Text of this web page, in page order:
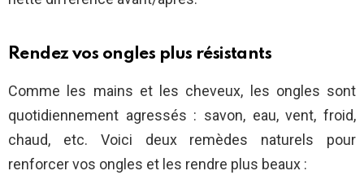
Rendez vos ongles plus résistants
Comme les mains et les cheveux, les ongles sont
quotidiennement agressés : savon, eau, vent, froid,
chaud, etc. Voici deux remèdes naturels pour
renforcer vos ongles et les rendre plus beaux :